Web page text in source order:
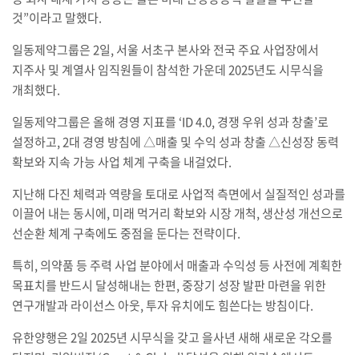
것”이라고 말했다.
일동제약그룹은2일, 서울 서초구 본사와 전국 주요 사업장에서
지주사 및 계열사 임직원들이 참석한 가운데2025년도 시무식을
개최했다.
일동제약그룹은 올해 경영 지표를 ‘ID 4.0, 경쟁 우위 성과 창출’로
설정하고, 2대 경영 방침에 △매출 및 수익 성과 창출 △신성장 동력
확보와 지속 가능 사업 체계 구축을 내걸었다.
지난해 다진 체력과 역량을 토대로 사업적 측면에서 실질적인 성과를
이끌어 내는 동시에, 미래 먹거리 확보와 시장 개척, 생산성 개선으로
선순환 체계 구축에도 중점을 둔다는 전략이다.
특히, 의약품 등 주력 사업 분야에서 매출과 수익성 등 사전에 계획한
목표치를 반드시 달성해내는 한편,중장기 성장 발판 마련을 위한
연구개발과 라이선스 아웃,투자 유치에도 힘쓴다는 방침이다.
유한양행은2일 2025년 시무식을 갖고 을사년 새해 새로운 각오를